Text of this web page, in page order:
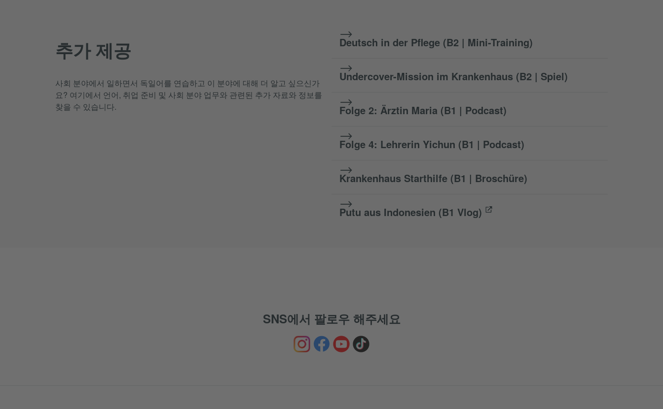
추가 제공
사회 분야에서 일하면서 독일어를 연습하고 이 분야에 대해 더 알고 싶으신가
요? 여기에서 언어, 취업 준비 및 사회 분야 업무와 관련된 추가 자료와 정보를
찾을 수 있습니다.
Deutsch in der Pflege (B2 | Mini-Training)
Undercover-Mission im Krankenhaus (B2 | Spiel)
Folge 2: Ärztin Maria (B1 | Podcast)
Folge 4: Lehrerin Yichun (B1 | Podcast)
Krankenhaus Starthilfe (B1 | Broschüre)
Putu aus Indonesien (B1 Vlog)
SNS에서 팔로우 해주세요